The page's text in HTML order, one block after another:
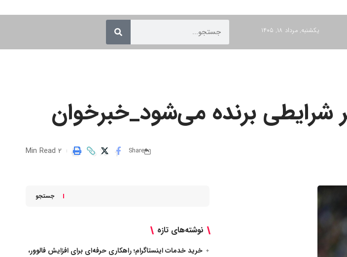
یکشنبه, مرداد ۱۸, ۱۴۰۵
برنده می‌شود_خبرخوان
Share
2 Min Read
جستجو
نوشته‌های تازه
خرید خدمات اینستاگرام؛ راهکاری حرفه‌ای برای افزایش فالوور،